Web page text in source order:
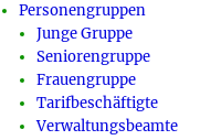
Personengruppen
Junge Gruppe
Seniorengruppe
Frauengruppe
Tarifbeschäftigte
Verwaltungsbeamte